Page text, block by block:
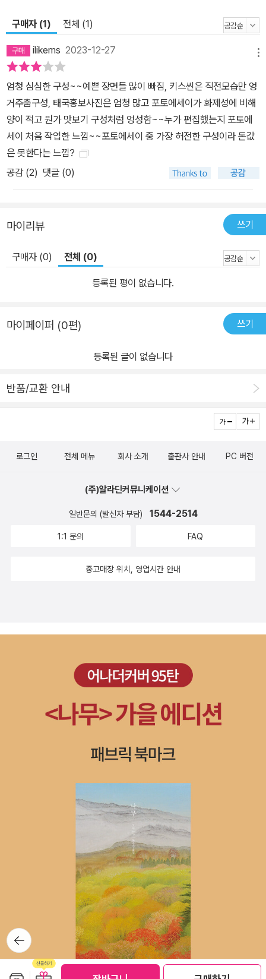
구매자 (1) 전체 (1)
ilikems 2023-12-27
엄청 심심한 구성~~예쁜 장면들 많이 빠짐, 키스씬은 직전모습만 엉
거주춤구성, 태국홍보사진은 엄청 많고 포토에세이가 화제성에 비해
양이 적고 뭔가 맛보기 구성처럼 엉성함~~누가 편집했는지 포토에
세이 처음 작업한 느낌~~포토에세이 중 가장 허전한 구성이라 돈값
은 못한다는 느낌?
공감 (2) 댓글 (0)
마이리뷰 쓰기
구매자 (0) 전체 (0)
등록된 평이 없습니다.
마이페이퍼 (0편) 쓰기
등록된 글이 없습니다
반품/교환 안내
뒤로가
기
로그인 전체 메뉴 회사 소개 출판사 안내 PC 버전
(주)알라딘커뮤니케이션
일반문의 (발신자 부담) 1544-2514
1:1 문의 FAQ
중고매장 위치, 영업시간 안내